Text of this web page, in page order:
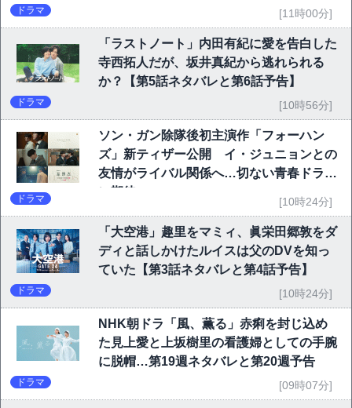
ドラマ [11時00分]
「ラストノート」内田有紀に愛を告白した
寺西拓人だが、坂井真紀から逃れられる
か？【第5話ネタバレと第6話予告】
ドラマ [10時56分]
ソン・ガン除隊後初主演作「フォーハン
ズ」新ティザー公開 イ・ジュニョンとの
友情がライバル関係へ…切ない青春ドラマ
に期待
ドラマ [10時24分]
「大空港」趣里をマミィ、眞栄田郷敦をダ
ディと話しかけたルイスは父のDVを知っ
ていた【第3話ネタバレと第4話予告】
ドラマ [10時24分]
NHK朝ドラ「風、薫る」赤痢を封じ込め
た見上愛と上坂樹里の看護婦としての手腕
に脱帽…第19週ネタバレと第20週予告
ドラマ [09時07分]